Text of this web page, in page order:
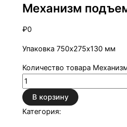
Механизм
₽0
Упаковка 750х275х130 мм
Количество товара
В корзину
Категория: